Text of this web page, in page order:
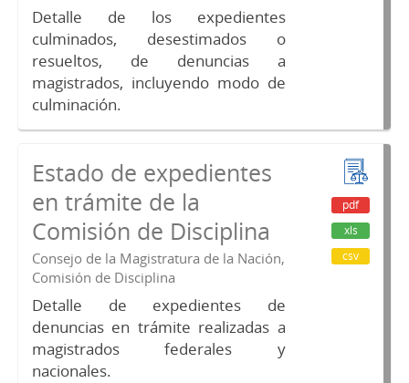
Detalle de los expedientes
culminados, desestimados o
resueltos, de denuncias a
magistrados, incluyendo modo de
culminación.
Estado de expedientes
en trámite de la
Comisión de Disciplina
Consejo de la Magistratura de la Nación,
Comisión de Disciplina
Detalle de expedientes de
denuncias en trámite realizadas a
magistrados federales y
nacionales.
pdf
xls
csv